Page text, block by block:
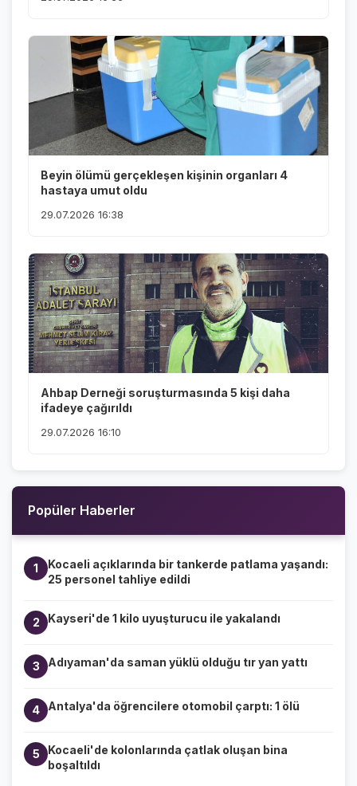
Beyin ölümü gerçekleşen kişinin organları 4
hastaya umut oldu
29.07.2026 16:38
Ahbap Derneği soruşturmasında 5 kişi daha
ifadeye çağırıldı
29.07.2026 16:10
Popüler Haberler
1
Kocaeli açıklarında bir tankerde patlama yaşandı:
25 personel tahliye edildi
2 Kayseri'de 1 kilo uyuşturucu ile yakalandı
3 Adıyaman'da saman yüklü olduğu tır yan yattı
4 Antalya'da öğrencilere otomobil çarptı: 1 ölü
5
Kocaeli'de kolonlarında çatlak oluşan bina
boşaltıldı